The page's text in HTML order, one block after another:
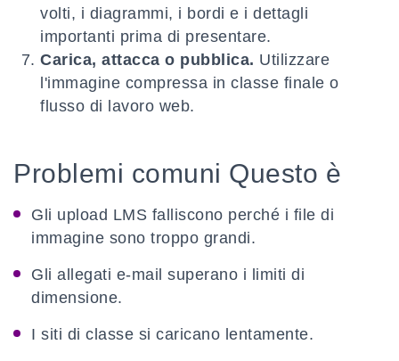
volti, i diagrammi, i bordi e i dettagli
importanti prima di presentare.
Carica, attacca o pubblica. Utilizzare
l'immagine compressa in classe finale o
flusso di lavoro web.
Problemi comuni Questo è
Gli upload LMS falliscono perché i file di
immagine sono troppo grandi.
Gli allegati e-mail superano i limiti di
dimensione.
I siti di classe si caricano lentamente.